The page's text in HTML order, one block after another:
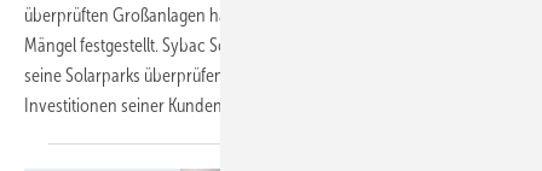
überprüften Großanlagen haben die Kölner teilweise gravierende
Mängel festgestellt. Sybac Solar hat sich deshalb dazu entschlossen,
seine Solarparks überprüfen zu lassen. Der Projektierer will die
Investitionen seiner Kunden damit